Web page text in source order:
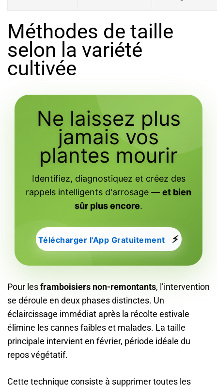
Méthodes de taille
selon la variété
cultivée
Ne laissez plus
jamais vos
plantes mourir
Identifiez, diagnostiquez et créez des
rappels intelligents d'arrosage — et bien
sûr plus encore.
Télécharger l'App Gratuitement ⚡
Pour lesframboisiers non-remontants, l’intervention
se déroule en deux phases distinctes. Un
éclaircissage immédiat après la récolte estivale
élimine les cannes faibles et malades. La taille
principale intervient en février, période idéale du
repos végétatif.
Cette technique consiste à supprimer toutes les